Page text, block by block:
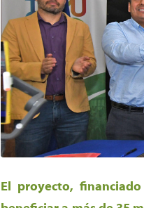
El proyecto,